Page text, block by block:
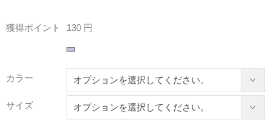
獲得ポイント 130 円
カラー
サイズ